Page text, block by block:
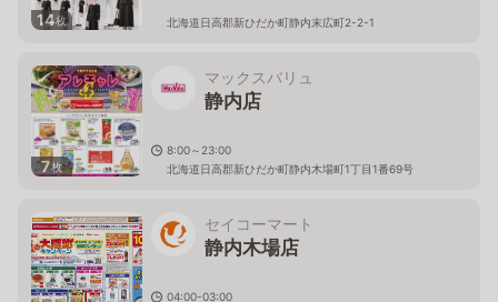
14枚 北海道日高郡新ひだか町静内末広町2-2-1
7枚
マックスバリュ
静内店
8:00～23:00
北海道日高郡新ひだか町静内木場町1丁目1番69号
セイコーマート
静内木場店
04:00-03:00